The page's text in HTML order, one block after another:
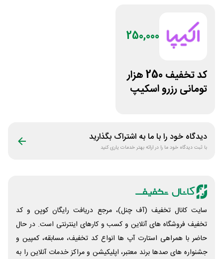
250,000
کد تخفیف 250 هزار
تومانی رزرو اسکیپ
دیدگاه خود را با ما به اشتراک بگذارید
با ثبت دیدگاه خود ما را در ارائه بهتر خدمات یاری کنید
سایت کانال تخفیف (آف چنل)، مرجع دریافت رایگان کوپن و کد
تخفیف فروشگاه های آنلاین و کسب و‌ کارهای اینترنتی است. در حال
حاضر با همراهی استارت آپ ها انواع کد تخفیف، مسابقه، کمپین و
جشنواره های صدها برند معتبر، اپلیکیشن و مراکز خدمات آنلاین را به